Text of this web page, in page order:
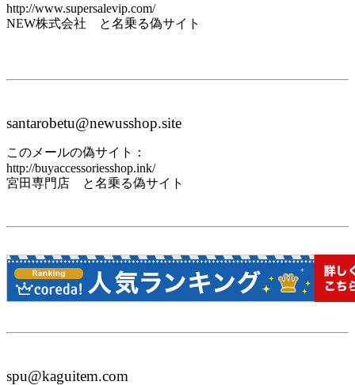
http://www.supersalevip.com/
NEW株式会社 と名乗る偽サイト
santarobetu@newusshop.site
このメールの偽サイト：
http://buyaccessoriesshop.ink/
宮田専門店 と名乗る偽サイト
spu@kaguitem.com